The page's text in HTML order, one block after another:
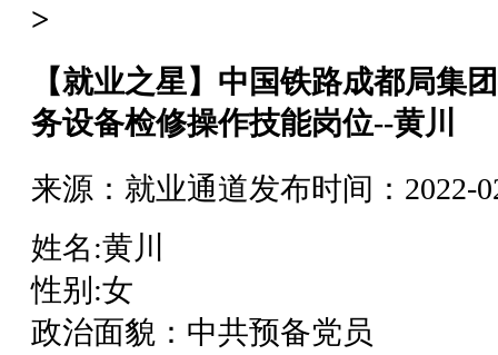
>
【就业之星】中国铁路成都局集
务设备检修操作技能岗位--黄川
来源：就业通道发布时间：2022-
姓名:黄川
性别:女
政治面貌：中共预备党员